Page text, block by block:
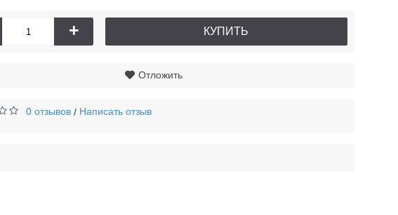
+ КУПИТЬ
Отложить
0 отзывов / Написать отзыв